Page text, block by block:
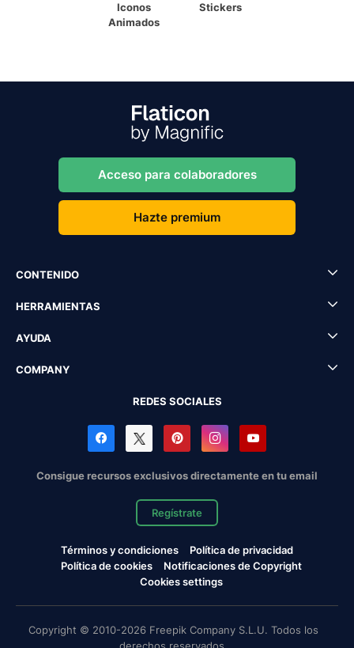
Iconos
Animados
Stickers
Acceso para colaboradores
Hazte premium
CONTENIDO
HERRAMIENTAS
AYUDA
COMPANY
REDES SOCIALES
Consigue recursos exclusivos directamente en tu email
Regístrate
Términos y condiciones
Política de privacidad
Política de cookies
Notificaciones de Copyright
Cookies settings
Copyright © 2010-2026 Freepik Company S.L.U. Todos los